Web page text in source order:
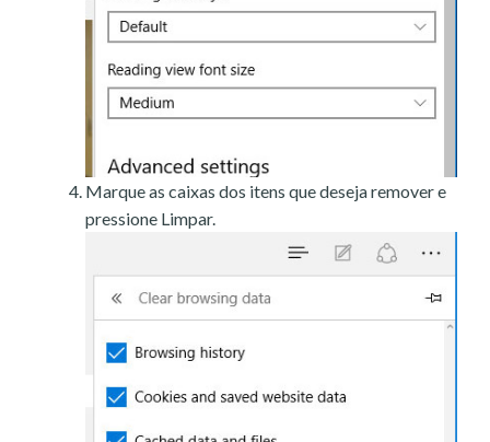
Marque as caixas dos itens que deseja remover e
pressione Limpar.